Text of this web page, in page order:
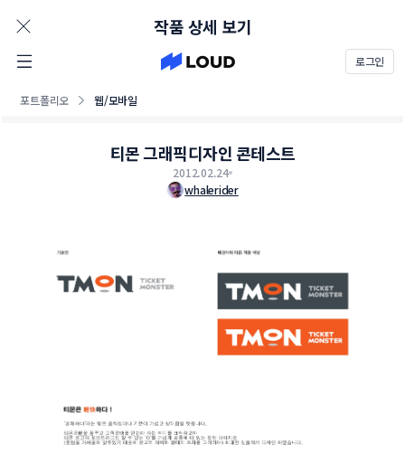
로그인
포트폴리오 웹/모바일
작품 상세 보기
티몬 그래픽디자인 콘테스트
2012.02.24
whalerider